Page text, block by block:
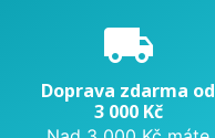
local_shipping
Doprava zdarma od
3 000 Kč